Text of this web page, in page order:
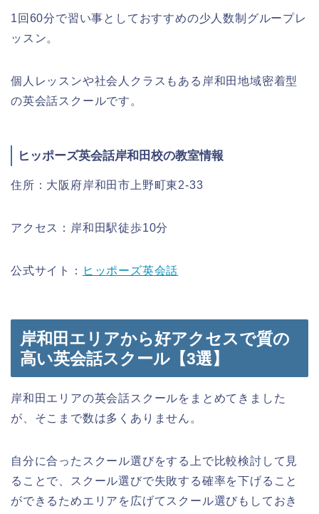
1回60分で習い事としておすすめの少人数制グループレ
ッスン。
個人レッスンや社会人クラスもある岸和田地域密着型
の英会話スクールです。
ヒッポーズ英会話岸和田校の教室情報
住所：大阪府岸和田市上野町東2-33
アクセス：岸和田駅徒歩10分
公式サイト： ヒッポーズ英会話
岸和田エリアから好アクセスで質の
高い英会話スクール【3選】
岸和田エリアの英会話スクールをまとめてきました
が、そこまで数は多くありません。
自分に合ったスクール選びをする上で比較検討して見
ることで、スクール選びで失敗する確率を下げること
ができるためエリアを広げてスクール選びもしておき